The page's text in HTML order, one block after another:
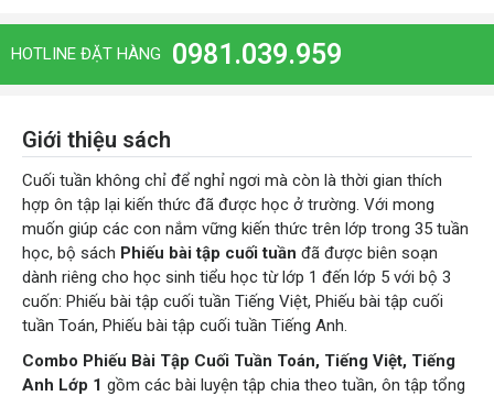
HOTLINE ĐẶT HÀNG 0981.039.959
Giới thiệu sách
Cuối tuần không chỉ để nghỉ ngơi mà còn là thời gian thích
hợp ôn tập lại kiến thức đã được học ở trường. Với mong
muốn giúp các con nắm vững kiến thức trên lớp trong 35 tuần
học, bộ sách Phiếu bài tập cuối tuần đã được biên soạn
dành riêng cho học sinh tiểu học từ lớp 1 đến lớp 5 với bộ 3
cuốn: Phiếu bài tập cuối tuần Tiếng Việt, Phiếu bài tập cuối
tuần Toán, Phiếu bài tập cuối tuần Tiếng Anh.
Combo Phiếu Bài Tập Cuối Tuần Toán, Tiếng Việt, Tiếng
Anh Lớp 1 gồm các bài luyện tập chia theo tuần, ôn tập tổng